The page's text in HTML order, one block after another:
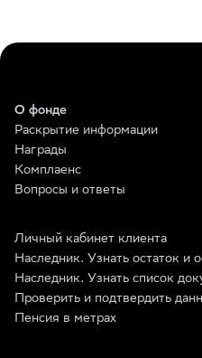
О фонде
Раскрытие информации
Награды
Комплаенс
Вопросы и ответы
Личный кабинет клиента
Наследник. Узнать остаток и
Наследник. Узнать список
Проверить и подтвердить
Пенсия в метрах